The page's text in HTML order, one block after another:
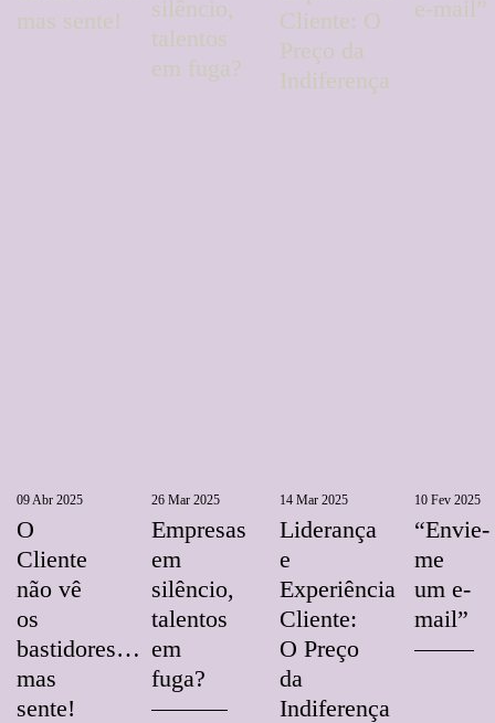
09 Abr 2025
O
Cliente
não vê
os
bastidores…
mas
sente!
26 Mar 2025
Empresas
em
silêncio,
talentos
em
fuga?
14 Mar 2025
Liderança
e
Experiência
Cliente:
O Preço
da
Indiferença
10 Fev 2025
“Envie-
me
um e-
mail”